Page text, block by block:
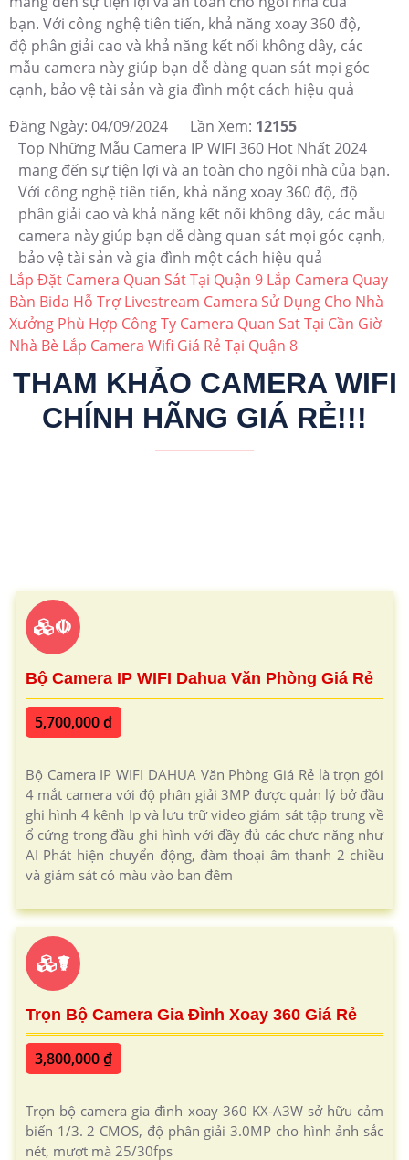
bạn. Với công nghệ tiên tiến, khả năng xoay 360 độ,
độ phân giải cao và khả năng kết nối không dây, các
mẫu camera này giúp bạn dễ dàng quan sát mọi góc
cạnh, bảo vệ tài sản và gia đình một cách hiệu quả
Đăng Ngày: 04/09/2024
Lần Xem: 12155
Top Những Mẫu Camera IP WIFI 360 Hot Nhất 2024
mang đến sự tiện lợi và an toàn cho ngôi nhà của bạn.
Với công nghệ tiên tiến, khả năng xoay 360 độ, độ
phân giải cao và khả năng kết nối không dây, các mẫu
camera này giúp bạn dễ dàng quan sát mọi góc cạnh,
bảo vệ tài sản và gia đình một cách hiệu quả
Lắp Đặt Camera Quan Sát Tại Quận 9 Lắp Camera Quay
Bàn Bida Hỗ Trợ Livestream Camera Sử Dụng Cho Nhà
Xưởng Phù Hợp Công Ty Camera Quan Sat Tại Cần Giờ
Nhà Bè Lắp Camera Wifi Giá Rẻ Tại Quận 8
THAM KHẢO CAMERA WIFI
CHÍNH HÃNG GIÁ RẺ!!!
☫
Bộ Camera IP WIFI Dahua Văn Phòng Giá Rẻ
5,700,000 ₫
Bộ Camera IP WIFI DAHUA Văn Phòng Giá Rẻ là trọn gói
4 mắt camera với độ phân giải 3MP được quản lý bở đầu
ghi hình 4 kênh Ip và lưu trữ video giám sát tập trung về
ổ cứng trong đầu ghi hình với đầy đủ các chưc năng như
AI Phát hiện chuyển động, đàm thoại âm thanh 2 chiều
và giám sát có màu vào ban đêm
☤
Trọn Bộ Camera Gia Đình Xoay 360 Giá Rẻ
3,800,000 ₫
Trọn bộ camera gia đình xoay 360 KX-A3W sở hữu cảm
biến 1/3. 2 CMOS, độ phân giải 3.0MP cho hình ảnh sắc
nét, mượt mà 25/30fps